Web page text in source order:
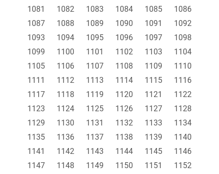
1081
1082 1083 1084 1085
1086
1087
1088 1089 1090 1091
1092
1093
1094 1095 1096 1097
1098
1099
1100 1101 1102 1103
1104
1105
1106 1107 1108 1109
1110
1111
1112 1113 1114 1115
1116
1117
1118 1119 1120 1121
1122
1123
1124 1125 1126 1127
1128
1129
1130 1131 1132 1133
1134
1135
1136 1137 1138 1139
1140
1141
1142 1143 1144 1145
1146
1147
1148 1149 1150 1151 1152